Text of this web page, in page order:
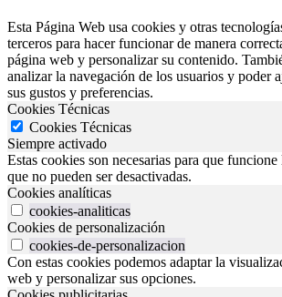
Esta Página Web usa cookies y otras
terceros para hacer funcionar de manera
página web y personalizar su contenido.
analizar la navegación de los usuarios y poder
sus gustos y preferencias.
Cookies Técnicas
Cookies Técnicas
Siempre activado
Estas cookies son necesarias para que
que no pueden ser desactivadas.
Cookies analíticas
cookies-analiticas
Cookies de personalización
cookies-de-personalizacion
Con estas cookies podemos adaptar la
web y personalizar sus opciones.